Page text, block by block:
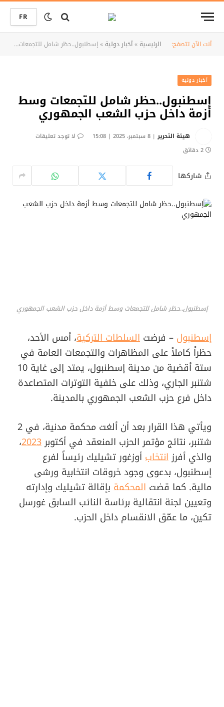
FR
أنت الآن تتصفح: الرئيسية»أخبار دولية»إسطنبول..حظر شامل للتجمعات وسط أزمة داخل حزب الشعب الجمهوري
أخبار دولية
إسطنبول..حظر شامل للتجمعات وسط
أزمة داخل حزب الشعب الجمهوري
هيئة التحرير 8 سبتمبر، 2025 | 15:08
لا توجد تعليقات
2 دقائق
شاركها
إسطنبول..حظر شامل للتجمعات وسط أزمة داخل حزب الشعب الجمهوري
إسطنبول – فرضت السلطات التركية، أمس الأحد،
حظراً كاملاً على المظاهرات والتجمعات العامة في
ستة أقضية من مدينة إسطنبول، يمتد إلى غاية 10
شتنبر الجاري، وذلك على خلفية التوترات المتصاعدة
داخل فرع حزب الشعب الجمهوري بالمدينة.
ويأتي هذا القرار بعد أن ألغت محكمة مدنية، في 2
شتنبر، نتائج مؤتمر الحزب المنعقد في أكتوبر2023،
والذي أفرزانتخابأوزغور تشيليك رئيساً لفرع
إسطنبول، بدعوى وجود خروقات انتخابية ورشى
مالية. كما قضت المحكمة بإقالة تشيليك وإدارته
وتعيين لجنة انتقالية برئاسة النائب السابق غورسل
تكين، ما عمّق الانقسام داخل الحزب.